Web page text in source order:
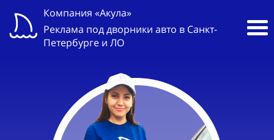
Компания «Акула»
Реклама под дворники авто в Санкт-
Петербурге и ЛО